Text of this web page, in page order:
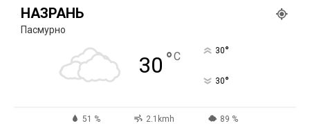
НАЗРАНЬ
Пасмурно
30 °C 30°
30°
51 % 2.1kmh 89 %